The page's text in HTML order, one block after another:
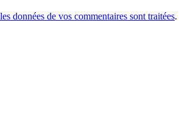
données de vos commentaires sont traitées.